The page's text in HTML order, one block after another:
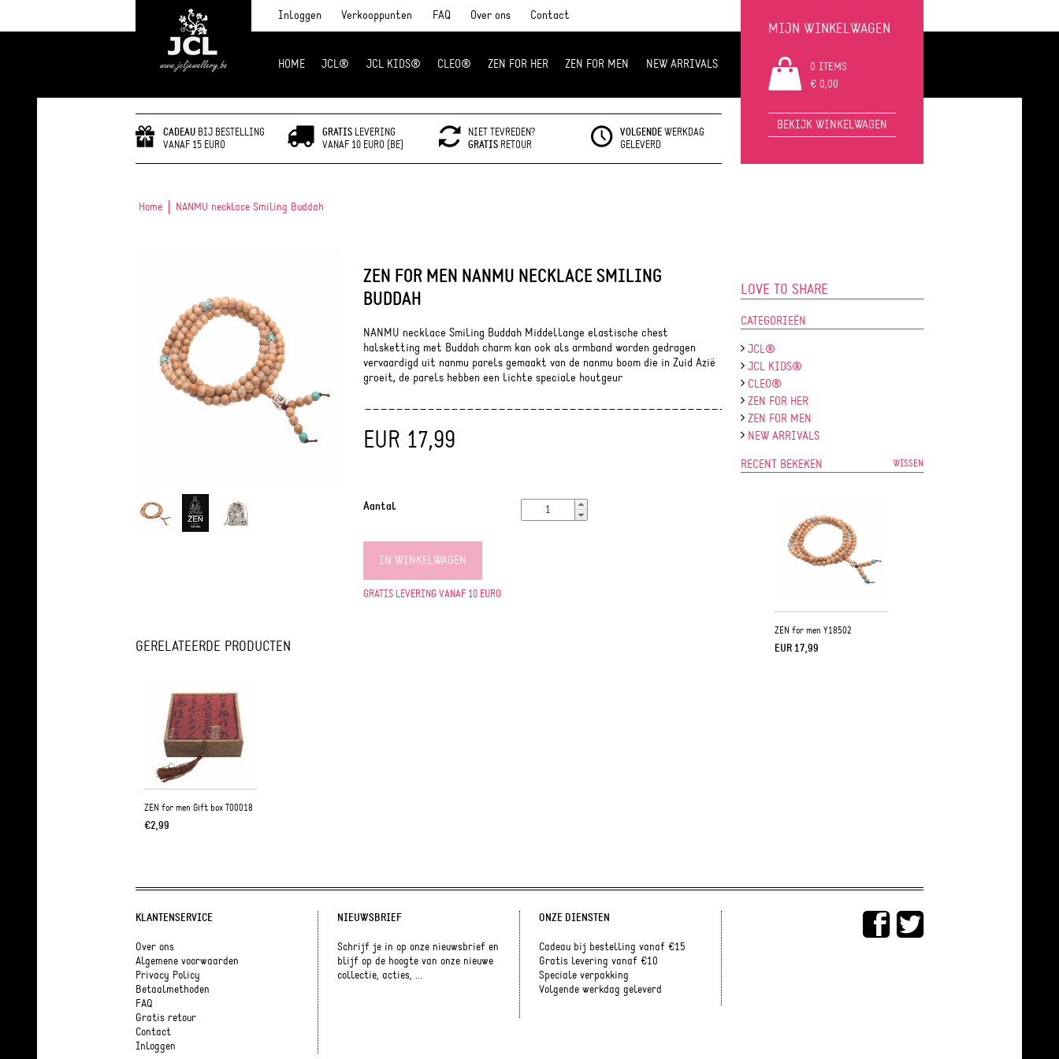
Inloggen Verkooppunten FAQ Over ons Contact
MIJN WINKELWAGEN
0 ITEMS
€ 0,00
BEKIJK WINKELWAGEN
HOME JCL® JCL KIDS® CLEO® ZEN FOR HER ZEN FOR MEN NEW ARRIVALS
CADEAU BIJ BESTELLING
VANAF 15 EURO
GRATISLEVERING
VANAF 10 EURO (BE)
NIET TEVREDEN?
GRATIS RETOUR
VOLGENDEWERKDAG
GELEVERD
Home NANMU necklace Smiling Buddah
ZEN FOR MEN NANMU NECKLACE SMILING
BUDDAH
NANMU necklace Smiling Buddah Middellange elastische chest
halsketting met Buddah charm kan ook als armband worden gedragen
vervaardigd uit nanmu parels gemaakt van de nanmu boom die in Zuid Azië
groeit, de parels hebben een lichte speciale houtgeur
EUR 17,99
Aantal
IN WINKELWAGEN
GRATIS LEVERING VANAF 10 EURO
GERELATEERDE PRODUCTEN
ZEN for men Gift box T00018
€2,99
LOVE TO SHARE
CATEGORIEËN
JCL®
JCL KIDS®
CLEO®
ZEN FOR HER
ZEN FOR MEN
NEW ARRIVALS
RECENT BEKEKEN
WISSEN
ZEN for men Y18502
EUR 17,99
KLANTENSERVICE
Over ons
Algemene voorwaarden
Privacy Policy
Betaalmethoden
FAQ
Gratis retour
Contact
Inloggen
NIEUWSBRIEF
Schrijf je in op onze nieuwsbrief en
blijf op de hoogte van onze nieuwe
collectie, acties, ...
ONZE DIENSTEN
Cadeau bij bestelling vanaf €15
Gratis levering vanaf €10
Speciale verpakking
Volgende werkdag geleverd